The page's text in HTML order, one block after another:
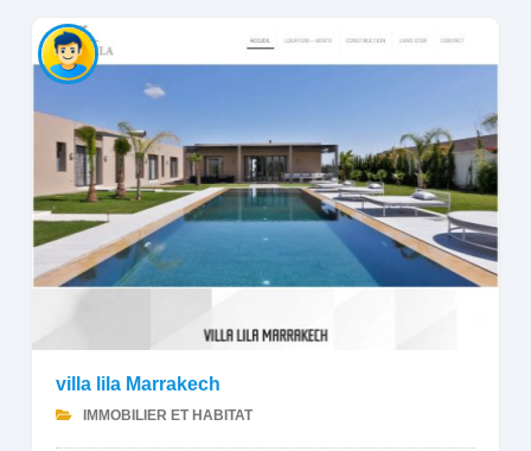
villa lila Marrakech
IMMOBILIER ET HABITAT